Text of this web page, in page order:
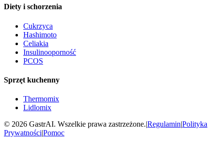
Diety i schorzenia
Cukrzyca
Hashimoto
Celiakia
Insulinooporność
PCOS
Sprzęt kuchenny
Thermomix
Lidlomix
© 2026 GastrAI. Wszelkie prawa zastrzeżone.|Regulamin|Polityka
Prywatności|Pomoc